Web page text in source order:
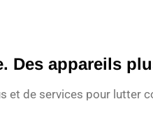
Des appareils
et de services pour lutter